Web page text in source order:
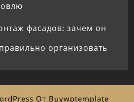
фасадов: зачем он
организовать
От Buywptemplate